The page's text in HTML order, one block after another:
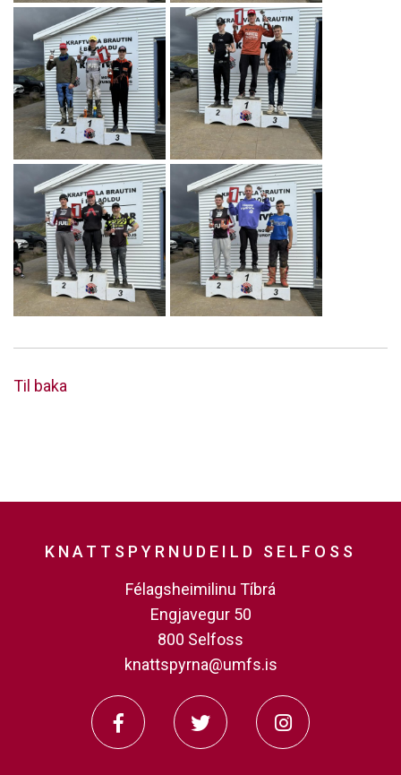
Til baka
KNATTSPYRNUDEILD SELFOSS
Félagsheimilinu Tíbrá
Engjavegur 50
800 Selfoss
knattspyrna@umfs.is